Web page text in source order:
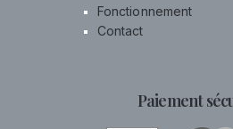
Fonctionnement
Contact
Paiement